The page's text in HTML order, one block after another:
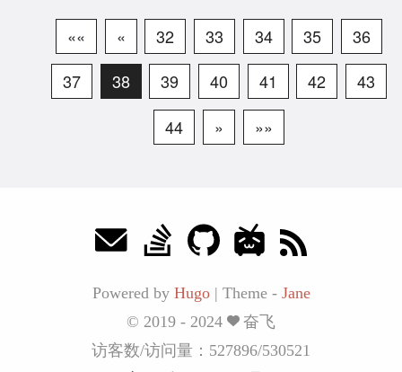
«« « 32 33 34 35
36
37
38 39 40 41 42
43
44
» »»
Powered by Hugo | Theme - Jane
© 2019 - 2024
奋飞
访客数/访问量： 527896/530521